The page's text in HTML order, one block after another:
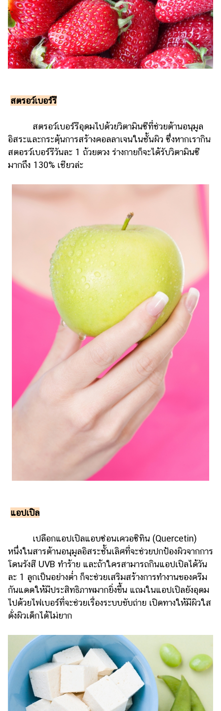
สตรอว์เบอร์รี
สตรอว์เบอร์รีอุดมไปด้วยวิตามินซีที่ช่วยต้านอนุมูล
อิสระและกระตุ้นการสร้างคอลลาเจนในชั้นผิว ซึ่งหากเรากิน
สตอรว์เบอร์รีวันละ 1 ถ้วยตวง ร่างกายก็จะได้รับวิตามินซี
มากถึง 130% เชียวล่ะ
แอปเปิล
เปลือกแอปเปิลแอบซ่อนเควอซิทิน (Quercetin)
หนึ่งในสารต้านอนุมูลอิสระชั้นเลิศที่จะช่วยปกป้องผิวจากการ
โดนรังสี UVB ทำร้าย และถ้าใครสามารถกินแอปเปิลได้วัน
ละ 1 ลูกเป็นอย่างต่ำ ก็จะช่วยเสริมสร้างการทำงานของครีม
กันแดดให้มีประสิทธิภาพมากยิ่งขึ้น แถมในแอปเปิลยังอุดม
ไปด้วยไฟเบอร์ที่จะช่วยเรื่องระบบขับถ่าย เปิดทางให้มีผิวใส
ดั่งผิวเด็กได้ไม่ยาก